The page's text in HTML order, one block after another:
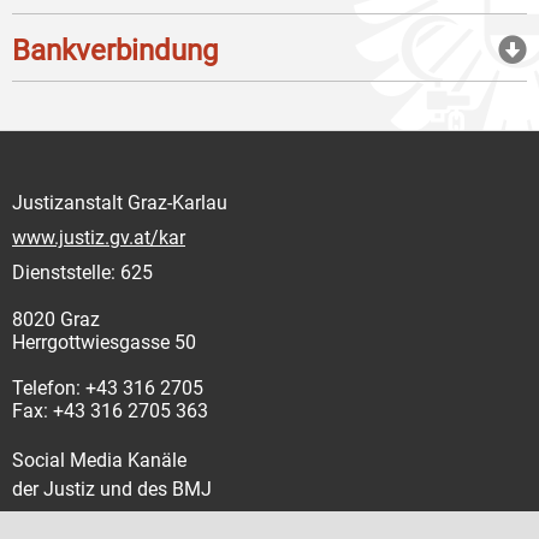
Bankverbindung
Justizanstalt Graz-Karlau
www.justiz.gv.at/kar
Dienststelle: 625
8020 Graz
Herrgottwiesgasse 50
Telefon: +43 316 2705
Fax: +43 316 2705 363
Social Media Kanäle
der Justiz und des BMJ